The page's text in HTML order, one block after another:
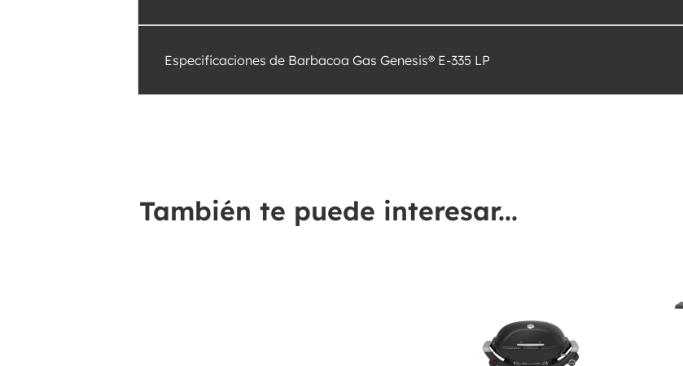
Especificaciones de Barbacoa Gas Genesis® E-335 LP
También te puede interesar...